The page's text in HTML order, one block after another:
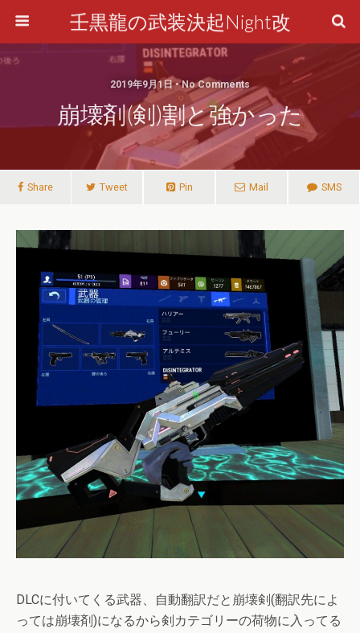
壬黒龍の武装決起Night改
2019年9月1日 • No Comments
崩壊剤(剣)割と強かった
Share Tweet Pin Mail SMS
DLCに付いてくる武器、自動翻訳だと崩壊剣(翻訳先によ
っては崩壊剤)になるから剣カテゴリーの荷物に入ってる